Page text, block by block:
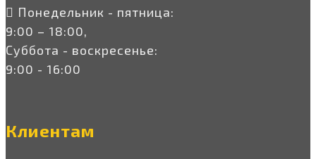
Понедельник - пятница:
9:00 – 18:00,
Суббота - воскресенье:
9:00 - 16:00
Клиентам